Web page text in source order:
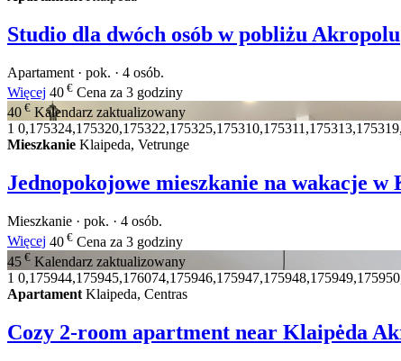
Studio dla dwóch osób w pobliżu Akropolu
Apartament · pok. · 4 osób.
Więcej 40 € Cena za 3 godziny
40 € Kalendarz zaktualizowany
1
Mieszkanie Klaipeda, Vetrunge
Jednopokojowe mieszkanie na wakacje w
Mieszkanie · pok. · 4 osób.
Więcej 40 € Cena za 3 godziny
45 € Kalendarz zaktualizowany
1
Apartament Klaipeda, Centras
Cozy 2-room apartment near Klaipėda